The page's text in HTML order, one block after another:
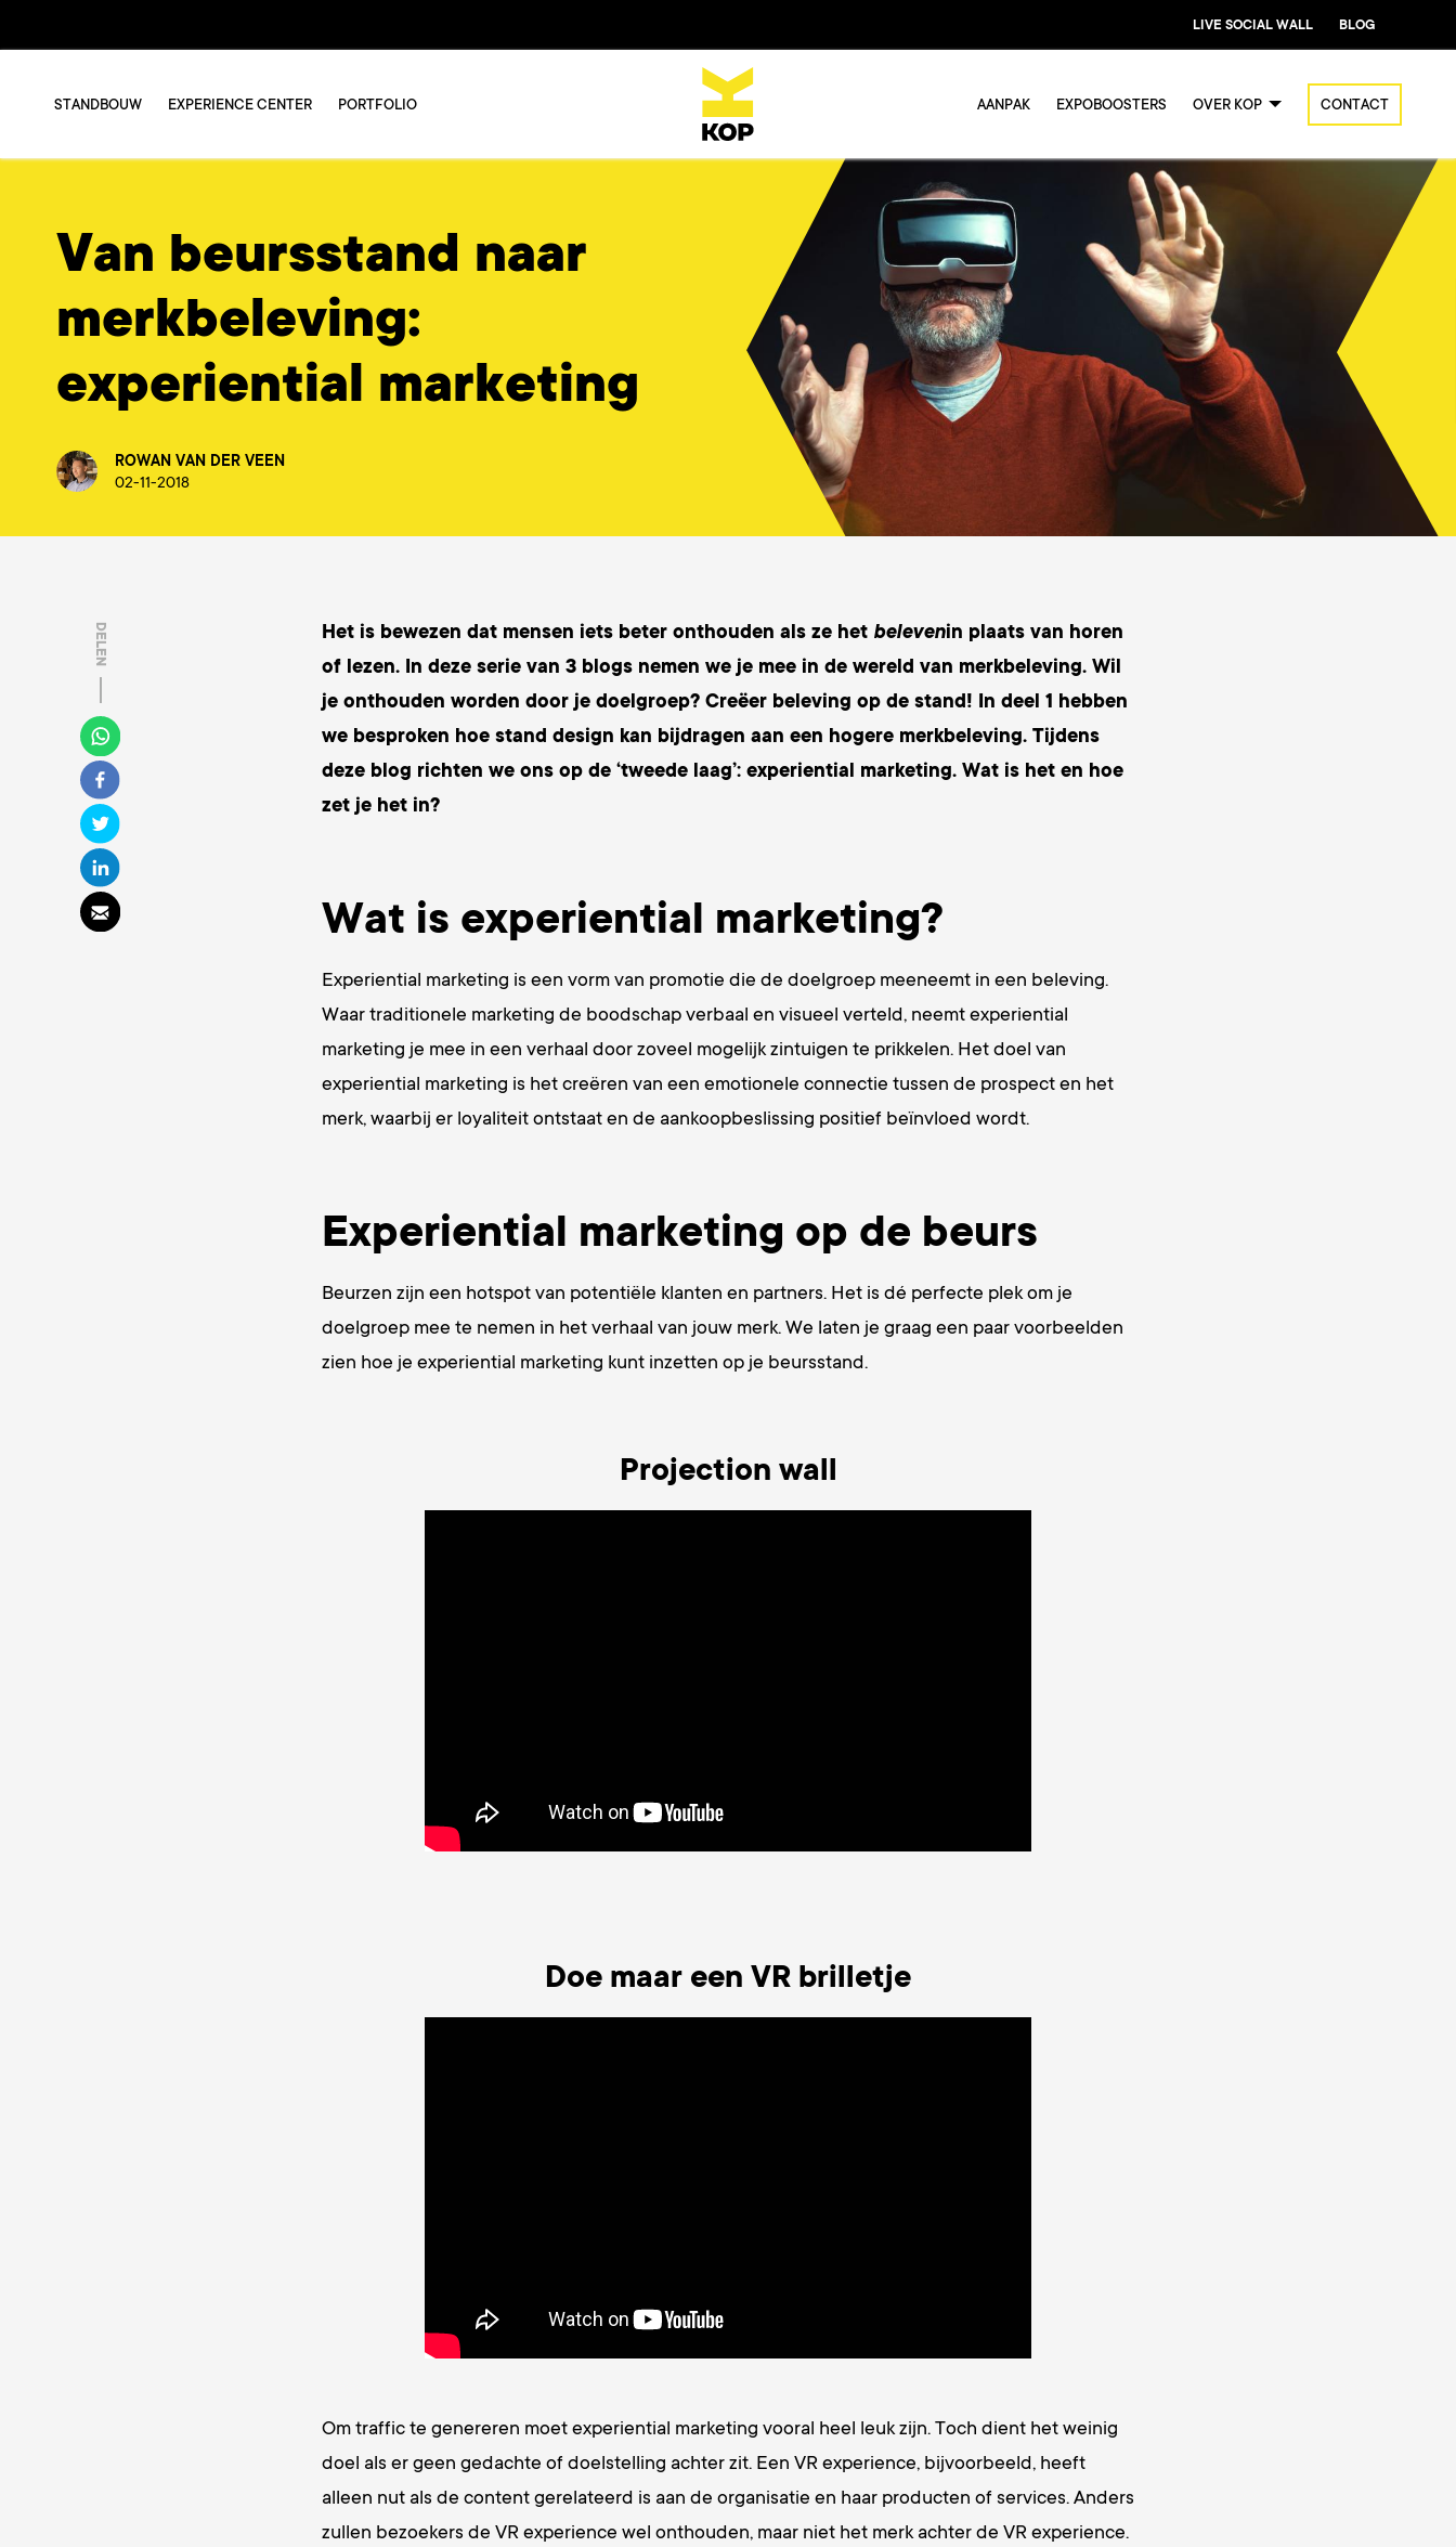
LIVE SOCIAL WALL BLOG
STANDBOUW EXPERIENCE CENTER PORTFOLIO AANPAK EXPOBOOSTERS OVER KOP CONTACT
Van beursstand naar
merkbeleving:
experiential marketing
ROWAN VAN DER VEEN
02-11-2018
DELEN Het is bewezen dat mensen iets beter onthouden als ze het belevenin plaats van horen
of lezen. In deze serie van 3 blogs nemen we je mee in de wereld van merkbeleving. Wil
je onthouden worden door je doelgroep? Creëer beleving op de stand! In deel 1 hebben
we besproken hoe stand design kan bijdragen aan een hogere merkbeleving. Tijdens
deze blog richten we ons op de ‘tweede laag’: experiential marketing. Wat is het en hoe
zet je het in?
Wat is experiential marketing?
Experiential marketing is een vorm van promotie die de doelgroep meeneemt in een beleving.
Waar traditionele marketing de boodschap verbaal en visueel verteld, neemt experiential
marketing je mee in een verhaal door zoveel mogelijk zintuigen te prikkelen. Het doel van
experiential marketing is het creëren van een emotionele connectie tussen de prospect en het
merk, waarbij er loyaliteit ontstaat en de aankoopbeslissing positief beïnvloed wordt.
Experiential marketing op de beurs
Beurzen zijn een hotspot van potentiële klanten en partners. Het is dé perfecte plek om je
doelgroep mee te nemen in het verhaal van jouw merk. We laten je graag een paar voorbeelden
zien hoe je experiential marketing kunt inzetten op je beursstand.
Projection wall
Doe maar een VR brilletje
Om traffic te genereren moet experiential marketing vooral heel leuk zijn. Toch dient het weinig
doel als er geen gedachte of doelstelling achter zit. Een VR experience, bijvoorbeeld, heeft
alleen nut als de content gerelateerd is aan de organisatie en haar producten of services. Anders
zullen bezoekers de VR experience wel onthouden, maar niet het merk achter de VR experience.